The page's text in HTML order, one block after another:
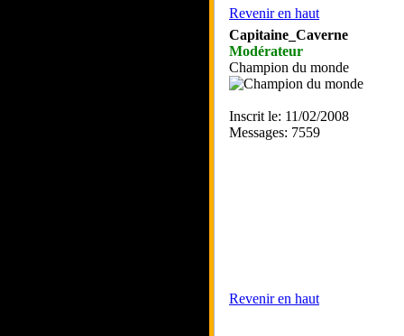
Revenir en haut
Capitaine_Caverne
Modérateur
Champion du monde
Inscrit le: 11/02/2008
Messages: 7559
Revenir en haut